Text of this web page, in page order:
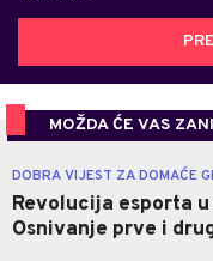
MOŽDA ĆE VAS
Revolucija esporta u
Osnivanje prve i